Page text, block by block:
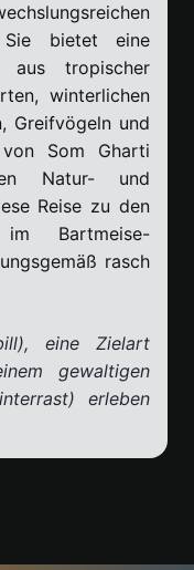
Sie bietet eine
aus tropischer
winterlichen
Greifvögeln und
von Som Gharti
Natur- und
Reise zu den
im Bartmeise-
rasch
eine Zielart
gewaltigen
erleben